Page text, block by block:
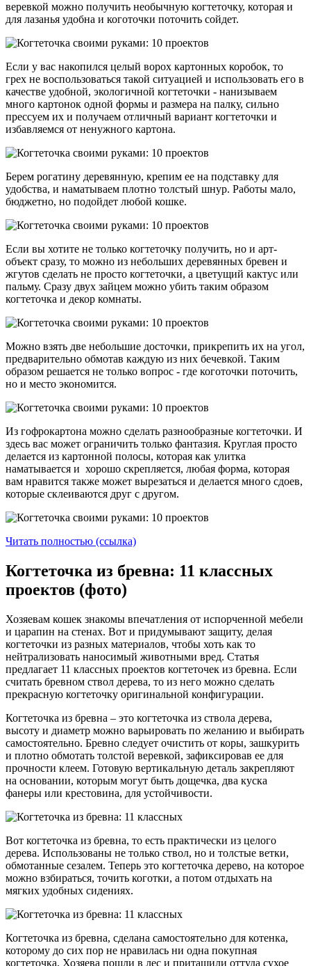
веревкой можно получить необычную когтеточку, которая и
для лазанья удобна и коготочки поточить сойдет.
Если у вас накопился целый ворох картонных коробок, то
грех не воспользоваться такой ситуацией и использовать его в
качестве удобной, экологичной когтеточки - нанизываем
много картонок одной формы и размера на палку, сильно
прессуем их и получаем отличный вариант когтеточки и
избавляемся от ненужного картона.
Берем рогатину деревянную, крепим ее на подставку для
удобства, и наматываем плотно толстый шнур. Работы мало,
бюджетно, но подойдет любой кошке.
Если вы хотите не только когтеточку получить, но и арт-
объект сразу, то можно из небольших деревянных бревен и
жгутов сделать не просто когтеточки, а цветущий кактус или
пальму. Сразу двух зайцем можно убить таким образом
когтеточка и декор комнаты.
Можно взять две небольшие досточки, прикрепить их на угол,
предварительно обмотав каждую из них бечевкой. Таким
образом решается не только вопрос - где коготочки поточить,
но и место экономится.
Из гофрокартона можно сделать разнообразные когтеточки. И
здесь вас может ограничить только фантазия. Круглая просто
делается из картонной полосы, которая как улитка
наматывается и хорошо скрепляется, любая форма, которая
вам нравится также может вырезаться и делается много сдоев,
которые склеиваются друг с другом.
Читать полностью (ссылка)
Когтеточка из бревна: 11 классных
проектов (фото)
Хозяевам кошек знакомы впечатления от испорченной мебели
и царапин на стенах. Вот и придумывают защиту, делая
когтеточки из разных материалов, чтобы хоть как то
нейтрализовать наносимый животными вред. Статья
предлагает 11 классных проектов когтеточек из бревна. Если
считать бревном ствол дерева, то из него можно сделать
прекрасную когтеточку оригинальной конфигурации.
Когтеточка из бревна – это когтеточка из ствола дерева,
высоту и диаметр можно варьировать по желанию и выбирать
самостоятельно. Бревно следует очистить от коры, зашкурить
и плотно обмотать толстой веревкой, зафиксировав ее для
прочности клеем. Готовую вертикальную деталь закрепляют
на основании, которым могут быть дощечка, два куска
фанеры или крестовина, для устойчивости.
Вот когтеточка из бревна, то есть практически из целого
дерева. Использованы не только ствол, но и толстые ветки,
обмотанные сезалем. Теперь это когтеточка дерево, на которое
можно взбираться, точить коготки, а потом отдыхать на
мягких удобных сидениях.
Когтеточка из бревна, сделана самостоятельно для котенка,
которому до сих пор не нравилась ни одна покупная
когтеточка. Хозяева пошли в лес и притащили оттуда сухое